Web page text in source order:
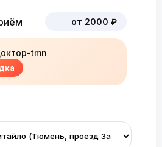
от 2000 ₽
tmn